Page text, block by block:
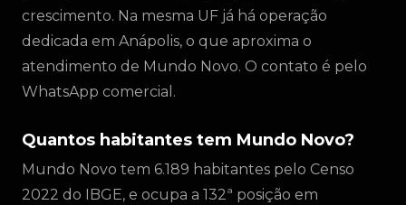
crescimento. Na mesma UF já há operação
dedicada em Anápolis, o que aproxima o
atendimento de Mundo Novo. O contato é pelo
WhatsApp comercial.
Quantos habitantes tem Mundo Novo?
Mundo Novo tem 6.189 habitantes pelo Censo
2022 do IBGE, e ocupa a 132ª posição em